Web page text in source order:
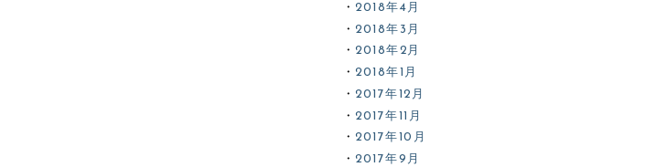
2018年4月
2018年3月
2018年2月
2018年1月
2017年12月
2017年11月
2017年10月
2017年9月